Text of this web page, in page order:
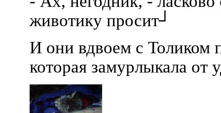
животику просит┘
И они вдвоем с Толиком
которая замурлыкала от